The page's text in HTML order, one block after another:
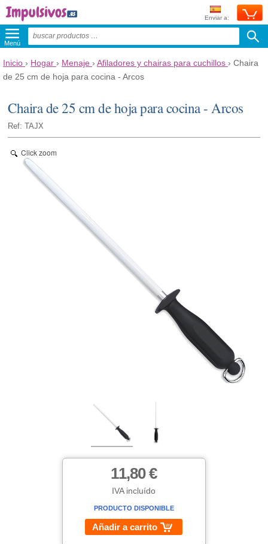
Enviar a:
Menú
Inicio › Hogar › Menaje › Afiladores y chairas para cuchillos › Chaira
de 25 cm de hoja para cocina - Arcos
Chaira de 25 cm de hoja para cocina - Arcos
Ref: TAJX
Click zoom
11,80 €
IVA incluído
PRODUCTO DISPONIBLE
Añadir a carrito